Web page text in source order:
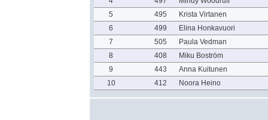
5
495
Krista Virtanen
6
499
Elina Honkavuori
7
505
Paula Vedman
8
408
Miku Boström
9
443
Anna Kuitunen
10
412 Noora Heino